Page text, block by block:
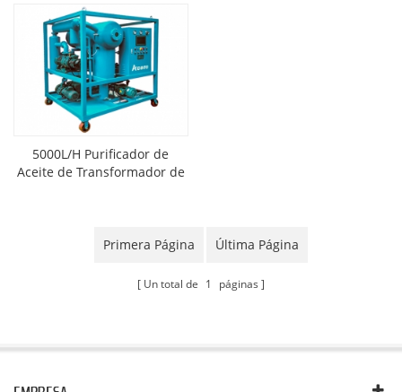
5000L/H Purificador de
Aceite de Transformador de
Primera Página Última Página
Un total de 1 páginas